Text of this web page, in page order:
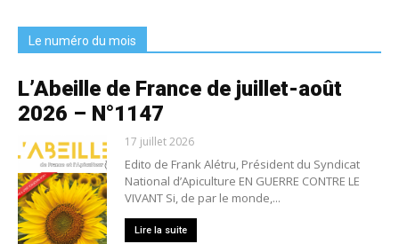
Le numéro du mois
L’Abeille de France de juillet-août
2026 – N°1147
17 juillet 2026
Edito de Frank Alétru, Président du Syndicat
National d’Apiculture EN GUERRE CONTRE LE
VIVANT Si, de par le monde,...
Lire la suite